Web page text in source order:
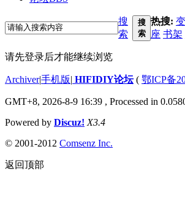
搜
索
搜
索
热搜:
座 书架
请先登录后才能继续浏览
Archiver|手机版| HIFIDIY论坛( 鄂ICP备
GMT+8, 2026-8-9 16:39 , Processed in
Powered by Discuz! X3.4
© 2001-2012 Comsenz Inc.
返回顶部